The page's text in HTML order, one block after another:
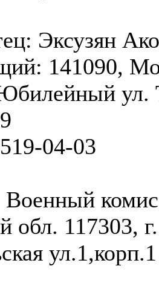
Эксузян
141090,
Юбилейный ул.
04-03
обл. 117303,
ул.1,корп.1